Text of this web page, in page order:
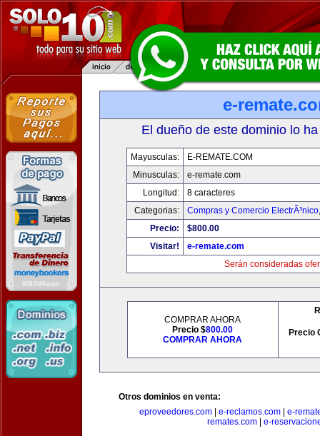
e-
El dueño de este dominio lo
Mayusculas:
E-REMATE.COM
Minusculas:
e-remate.com
Longitud:
8 caracteres
Categorias:
Compras y Comercio ElectrÃ³nico
Precio:
$800.00
Visitar!
e-remate.com
Serán consideradas
COMPRAR AHORA
Precio $800.00
COMPRAR AHORA
Precio
Otros dominios en venta:
eproveedores.com
e-reclamos.com
e-
remates.com| e-